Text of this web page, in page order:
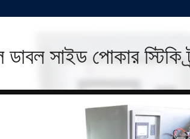
সাইড পোকার স্টিকি